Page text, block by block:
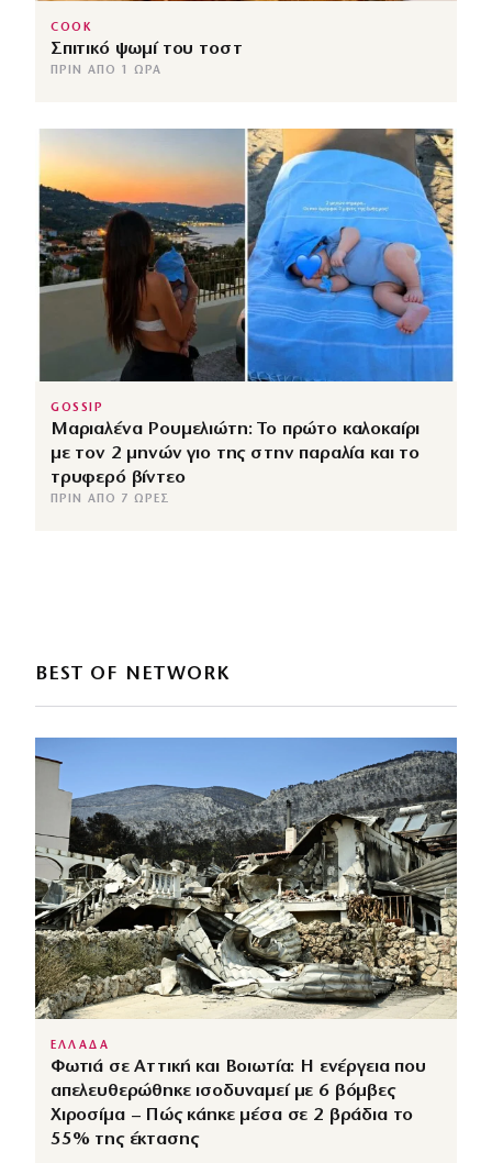
COOK
Σπιτικό ψωμί του τοστ
ΠΡΙΝ ΑΠΌ 1 ΏΡΑ
GOSSIP
Μαριαλένα Ρουμελιώτη: Το πρώτο καλοκαίρι
με τον 2 μηνών γιο της στην παραλία και το
τρυφερό βίντεο
ΠΡΙΝ ΑΠΌ 7 ΏΡΕΣ
BEST OF NETWORK
ΕΛΛΑΔΑ
Φωτιά σε Αττική και Βοιωτία: Η ενέργεια που
απελευθερώθηκε ισοδυναμεί με 6 βόμβες
Χιροσίμα – Πώς κάηκε μέσα σε 2 βράδια το
55% της έκτασης